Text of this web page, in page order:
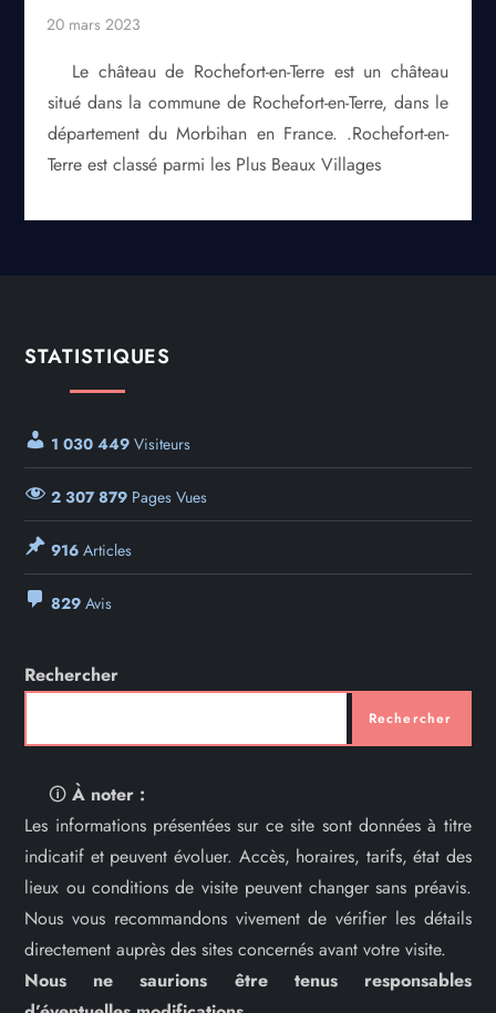
Le château de Rochefort-en-Terre est un château
situé dans la commune de Rochefort-en-Terre, dans le
département du Morbihan en France. .Rochefort-en-
Terre est classé parmi les Plus Beaux Villages
STATISTIQUES
1 030 449 Visiteurs
2 307 879 Pages Vues
916 Articles
829 Avis
Rechercher
Rechercher
🛈À noter :
Les informations présentées sur ce site sont données à titre
indicatif et peuvent évoluer. Accès, horaires, tarifs, état des
lieux ou conditions de visite peuvent changer sans préavis.
Nous vous recommandons vivement de vérifier les détails
directement auprès des sites concernés avant votre visite.
Nous ne saurions être tenus responsables